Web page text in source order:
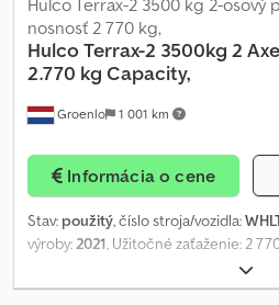
EÚ – colné odbavenie vozidiel do
angličtinu, nemčinu, ruštinu a iné
Groenlo 1 001 km
Hulco Terrax-2 3500 kg 2-osový
nosnosť 2 770 kg,
HulcoTerrax-2 3500kg 2
2.770 kg Capacity,
Informácia o cene
Stav: použitý, číslo stroja/vozidla:
výroby:2021, Užitočné zaťaženie: 2
hmotnosť: 730 kg DPH/rozdielové
Stav predných pneumatík: 100 Stav